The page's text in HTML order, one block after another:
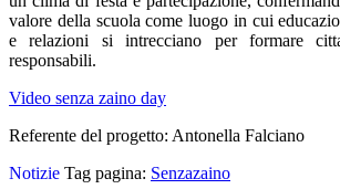
valore della scuola come luogo in cui
e relazioni si intrecciano per formare
responsabili.
Video senza zaino day
Referente del progetto: Antonella Falciano
Notizie Tag pagina: Senzazaino